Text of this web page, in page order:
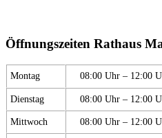
Öffnungszeiten Rathaus
Montag 08:00 Uhr – 12:00
Dienstag 08:00 Uhr – 12:00
Mittwoch 08:00 Uhr – 12:00